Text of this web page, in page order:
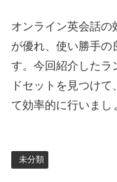
オンライン英会話の
が優れ、使い勝手の
す。今回紹介したラ
ドセットを見つけ
て効率的に行いまし
未分類